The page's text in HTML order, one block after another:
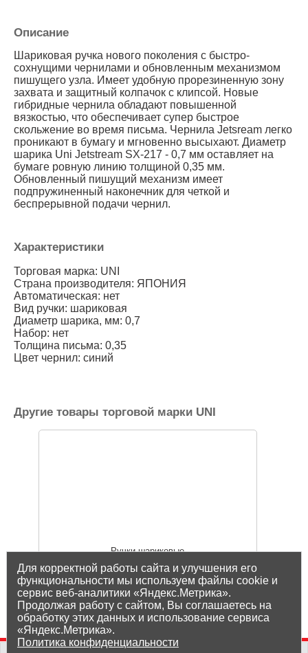
Описание
Шариковая ручка нового поколения с быстро-
сохнущими чернилами и обновленным механизмом
пишущего узла. Имеет удобную прорезиненную зону
захвата и защитный колпачок с клипсой. Новые
гибридные чернила обладают повышенной
вязкостью, что обеспечивает супер быстрое
скольжение во время письма. Чернила Jetsream легко
проникают в бумагу и мгновенно высыхают. Диаметр
шарика Uni Jetstream SX-217 - 0,7 мм оставляет на
бумаге ровную линию толщиной 0,35 мм.
Обновленный пишущий механизм имеет
подпружиненный наконечник для четкой и
беспрерывной подачи чернил.
Характеристики
Торговая марка: UNI
Страна производителя: ЯПОНИЯ
Автоматическая: нет
Вид ручки: шариковая
Диаметр шарика, мм: 0,7
Набор: нет
Толщина письма: 0,35
Цвет чернил: синий
Другие товары торговой марки UNI
Ручки шариковые
Показать все товары UNI
Для корректной работы сайта и улучшения его
функциональности мы используем файлы cookie и
сервис веб-аналитики «Яндекс.Метрика».
Продолжая работу с сайтом, Вы соглашаетесь на
обработку этих данных и использование сервиса
«Яндекс.Метрика».
Политика конфиденциальности